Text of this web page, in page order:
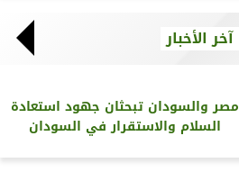
آخر الأخبار
مصر والسودان تبحثان جهود استعادة
السلام والاستقرار في السودان